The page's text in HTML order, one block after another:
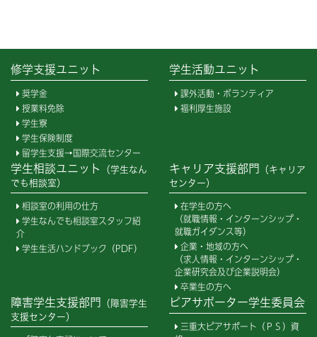
修学支援ユニット
奨学金
授業料免除
学生寮
学生保険制度
留学生支援→国際交流センター
学生活動ユニット
課外活動・ボランティア
福利厚生施設
学生相談ユニット
（学生なん
でも相談室）
相談室の利用の仕方
学生なんでも相談室スタッフ紹
介
学生生活ハンドブック（PDF）
キャリア支援部門
（キャリア
センター）
在学生の方へ
（就職情報・インターンシップ・
就職ガイダンス等）
企業・地域の方へ
（求人情報・インターンシップ・
企業研究会及び企業説明会）
卒業生の方へ
障害学生支援部門
（障害学生
支援センター）
ピアサポーター学生委員会
三重大ピアサポート（ＰＳ）資